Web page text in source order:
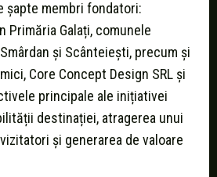
șapte membri fondatori:
Primăria Galați, comunele
și Scânteiești, precum și
Core Concept Design SRL și
principale ale inițiativei
destinației, atragerea unui
și generarea de valoare